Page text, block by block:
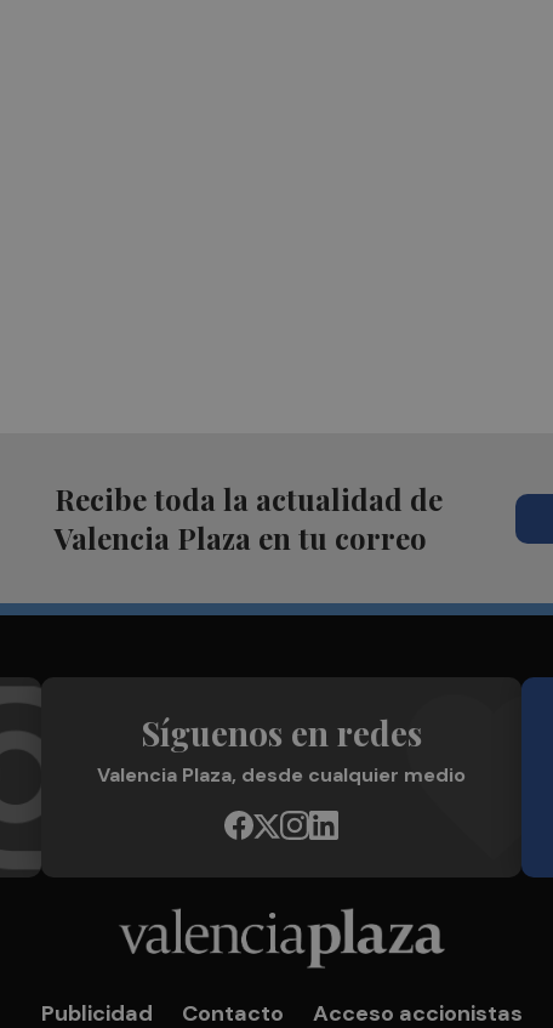
Recibe toda la actualidad de
Valencia Plaza en tu correo
Síguenos en redes
Valencia Plaza, desde cualquier medio
Publicidad Contacto Acceso accionistas